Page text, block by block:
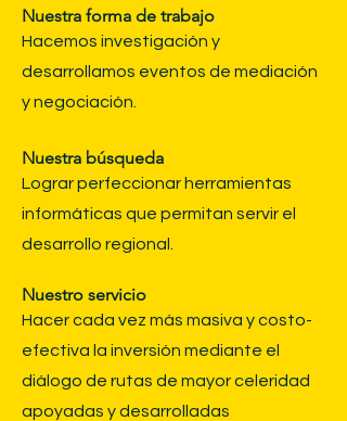
Nuestra forma de trabajo
Hacemos investigación y
desarrollamos eventos de mediación
y negociación.
Nuestra búsqueda
​Lograr perfeccionar herramientas
informáticas que permitan servir el
desarrollo regional.
Nuestro servicio
​Hacer cada vez más masiva y costo-
efectiva la inversión mediante el
diálogo de rutas de mayor celeridad
apoyadas y desarrolladas